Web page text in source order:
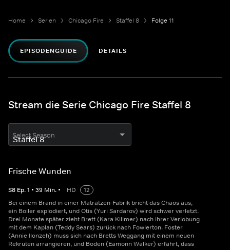
Home Serien Chicago Fire Staffel 8 Folge 11
EPISODENGUIDE DETAILS
Stream die Serie Chicago Fire Staffel 8
Select Season
Frische Wunden
S8 Ep.1 • 39 Min. • HD
12
Bei einem Brand in einer Matratzen-Fabrik bricht das Chaos aus,
ein Boiler explodiert, und Otis (Yuri Sardarov) wird schwer verletzt.
Drei Monate später zieht Brett (Kara Killmer) nach ihrer Verlobung
mit dem Kaplan (Teddy Sears) zurück nach Fowlerton. Foster
(Annie Ilonzeh) muss sich nach Bretts Weggang mit einem neuen
Rekruten arrangieren, und Boden (Eamonn Walker) erfährt, dass